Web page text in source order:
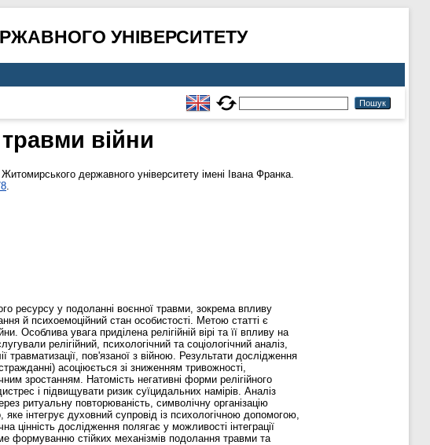
УНІВЕРСИТЕТУ
війни
Житомирського державного університету імені Івана Франка.
.
ресурсу у подоланні воєнної травми, зокрема впливу
й психоемоційний стан особистості. Метою статті є
Особлива увага приділена релігійній вірі та її впливу на
релігійний, психологічний та соціологічний аналіз,
пов'язаної з війною. Результати дослідження
асоціюється зі зниженням тривожності,
зростанням. Натомість негативні форми релігійного
і підвищувати ризик суїцидальних намірів. Аналіз
ритуальну повторюваність, символічну організацію
інтегрує духовний супровід із психологічною допомогою,
цінність дослідження полягає у можливості інтеграції
формуванню стійких механізмів подолання травми та